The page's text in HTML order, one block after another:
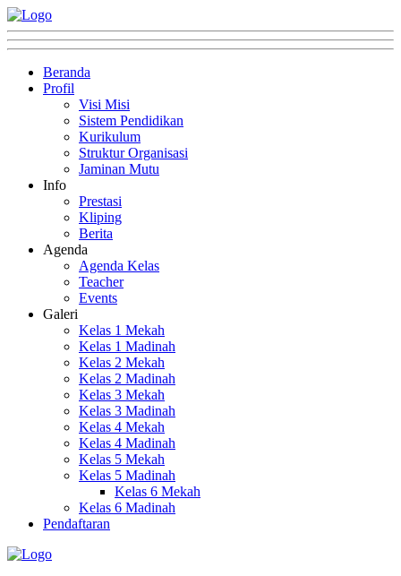
Beranda
Profil
Visi Misi
Sistem Pendidikan
Kurikulum
Struktur Organisasi
Jaminan Mutu
Info
Prestasi
Kliping
Berita
Agenda
Agenda Kelas
Teacher
Events
Galeri
Kelas 1 Mekah
Kelas 1 Madinah
Kelas 2 Mekah
Kelas 2 Madinah
Kelas 3 Mekah
Kelas 3 Madinah
Kelas 4 Mekah
Kelas 4 Madinah
Kelas 5 Mekah
Kelas 5 Madinah
Kelas 6 Mekah
Kelas 6 Madinah
Pendaftaran